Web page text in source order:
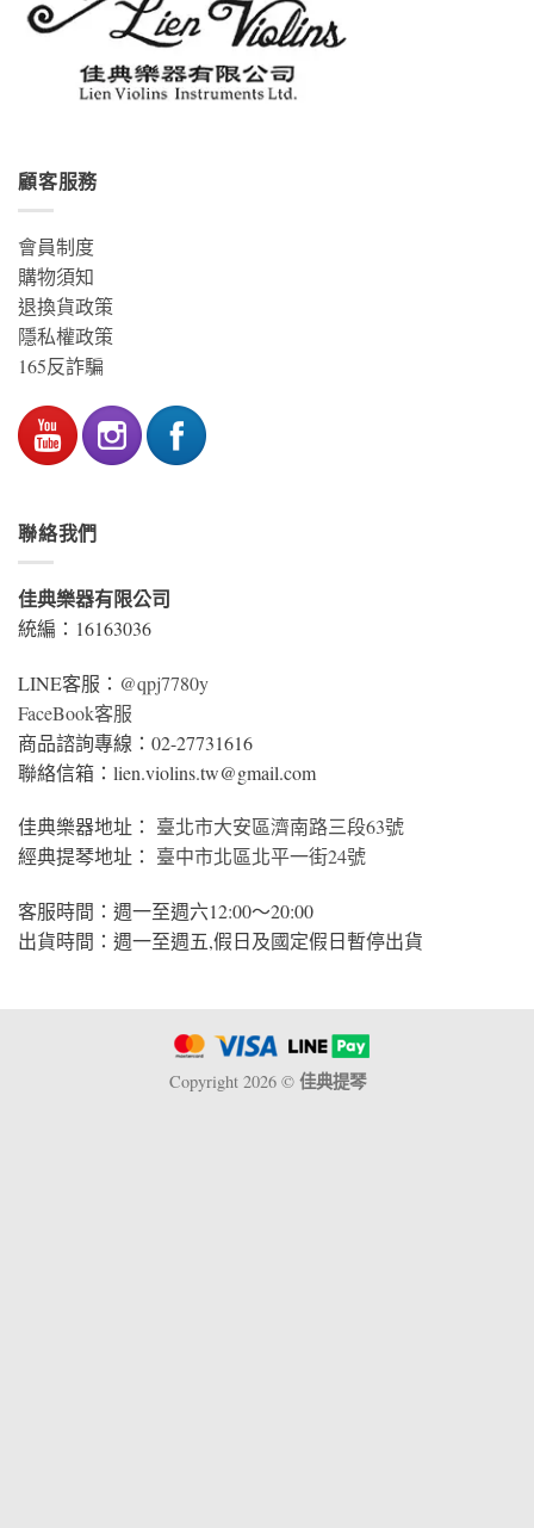
顧客服務
會員制度
購物須知
退換貨政策
隱私權政策
165反詐騙
聯絡我們
佳典樂器有限公司
統編：16163036
LINE客服： @qpj7780y
FaceBook客服
商品諮詢專線：02-27731616
聯絡信箱：lien.violins.tw@gmail.com
佳典樂器地址： 臺北市大安區濟南路三段63號
經典提琴地址： 臺中市北區北平一街24號
客服時間：週一至週六12:00～20:00
出貨時間：週一至週五,假日及國定假日暫停出貨
Copyright 2026 © 佳典提琴